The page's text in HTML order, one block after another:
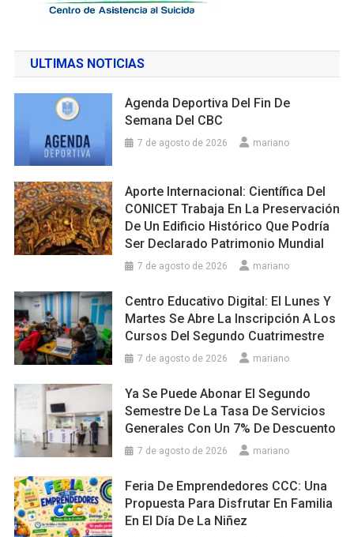
ULTIMAS NOTICIAS
Agenda Deportiva Del Fin De
Semana Del CBC
7 de agosto de 2026 mariano
Aporte Internacional: Científica Del
CONICET Trabaja En La Preservación
De Un Edificio Histórico Que Podría
Ser Declarado Patrimonio Mundial
7 de agosto de 2026 mariano
Centro Educativo Digital: El Lunes Y
Martes Se Abre La Inscripción A Los
Cursos Del Segundo Cuatrimestre
7 de agosto de 2026 mariano
Ya Se Puede Abonar El Segundo
Semestre De La Tasa De Servicios
Generales Con Un 7% De Descuento
7 de agosto de 2026 mariano
Feria De Emprendedores CCC: Una
Propuesta Para Disfrutar En Familia
En El Día De La Niñez